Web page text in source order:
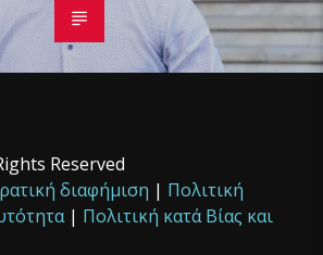
Reserved
διαφήμιση | Πολιτική
| Πολιτική κατά Βίας και